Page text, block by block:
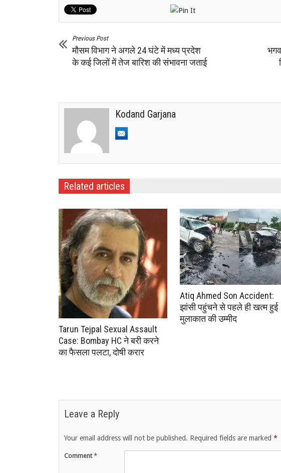
Previous Post
मौसम विभाग ने अगले 24 घंटे में मध्य प्रदेश
के कई जिलों में तेज बारिश की संभावना जताई
Kodand Garjana
Related articles
Tarun Tejpal Sexual Assault
Case: Bombay HC ने बरी करने
का फैसला पलटा, दोषी करार
Atiq Ahmed Son Accident:
झांसी पहुंचने से पहले ही खत्म हुई
मुलाकात की उम्मीद
Leave a Reply
Your email address will not be published. Required fields are marked *
Comment*